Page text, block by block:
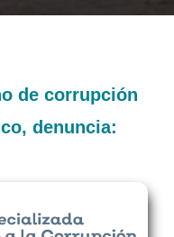
de corrupción
denuncia: